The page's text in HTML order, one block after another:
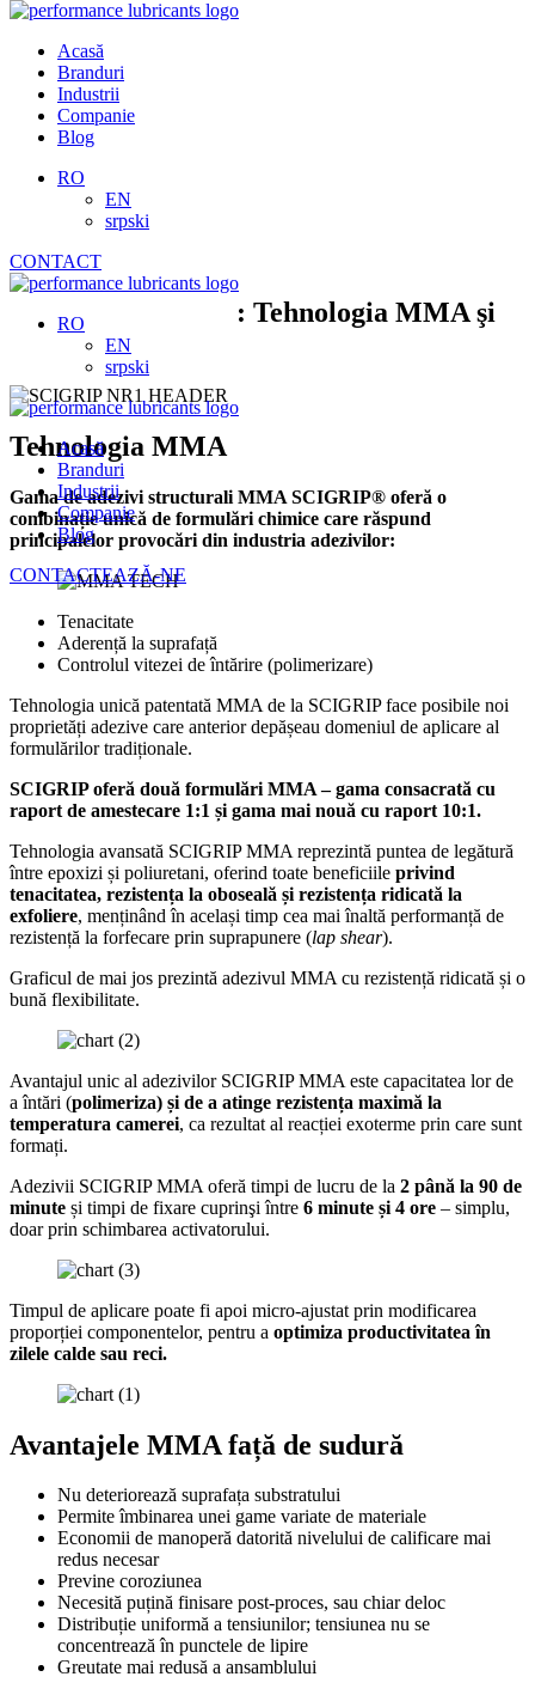
Skip
contentAcasă
Branduri
Industrii
Companie
Blog
RO
EN
srpski
CONTACT
RO
EN
srpski
Acasă
Branduri
Industrii
Companie
Blog
CONTACTEAZĂ-NE
Adezivii SCIGRIP: Tehnologia MMA şi
Aplicaţii.
Tehnologia MMA
Gama de adezivi structurali MMA SCIGRIP® oferă o
combinație unică de formulări chimice care răspund
principalelor provocări din industria adezivilor:
Tenacitate
Aderență la suprafață
Controlul vitezei de întărire (polimerizare)
Tehnologia unică patentată MMA de la SCIGRIP face posibile noi
proprietăți adezive care anterior depășeau domeniul de aplicare al
formulărilor tradiționale.
SCIGRIP oferă două formulări MMA – gama consacrată cu
raport de amestecare 1:1 și gama mai nouă cu raport 10:1.
Tehnologia avansată SCIGRIP MMA reprezintă puntea de legătură
între epoxizi și poliuretani, oferind toate beneficiile privind
tenacitatea, rezistența la oboseală și rezistența ridicată la
exfoliere, menținând în același timp cea mai înaltă performanță de
rezistență la forfecare prin suprapunere (lap shear).
Graficul de mai jos prezintă adezivul MMA cu rezistență ridicată și o
bună flexibilitate.
Avantajul unic al adezivilor SCIGRIP MMA este capacitatea lor de
a întări (polimeriza) și de a atinge rezistența maximă la
temperatura camerei, ca rezultat al reacției exoterme prin care sunt
formați.
Adezivii SCIGRIP MMA oferă timpi de lucru de la 2 până la 90 de
minute și timpi de fixare cuprinşi între 6 minute și 4 ore – simplu,
doar prin schimbarea activatorului.
Timpul de aplicare poate fi apoi micro-ajustat prin modificarea
proporției componentelor, pentru a optimiza productivitatea în
zilele calde sau reci.
Avantajele MMA față de sudură
Nu deteriorează suprafața substratului
Permite îmbinarea unei game variate de materiale
Economii de manoperă datorită nivelului de calificare mai
redus necesar
Previne coroziunea
Necesită puțină finisare post-proces, sau chiar deloc
Distribuție uniformă a tensiunilor; tensiunea nu se
concentrează în punctele de lipire
Greutate mai redusă a ansamblului